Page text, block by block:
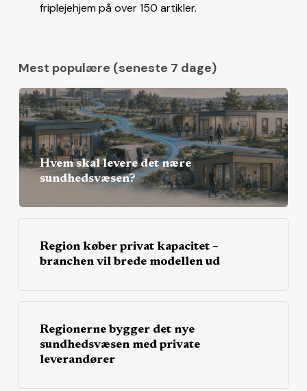
friplejehjem på over 150 artikler.
Mest populære (seneste 7 dage)
Hvem skal levere det nære
sundhedsvæsen?
Region køber privat kapacitet –
branchen vil brede modellen ud
Regionerne bygger det nye
sundhedsvæsen med private
leverandører